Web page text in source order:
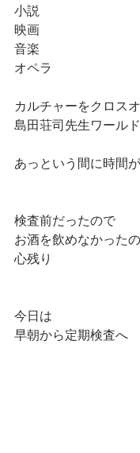
小説
映画
音楽
オペラ
カルチャーをクロス
島田荘司先生ワールド
あっという間に時間
検査前だったので
お酒を飲めなかった
心残り
今日は
早朝から定期検査へ